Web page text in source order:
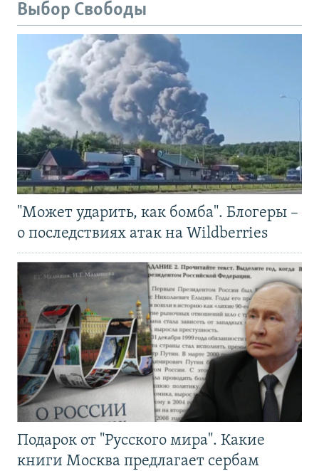
Выбор Свободы
"Может ударить, как бомба". Блогеры –
о последствиях атак на Wildberries
Подарок от "Русского мира". Какие
книги Москва предлагает сербам